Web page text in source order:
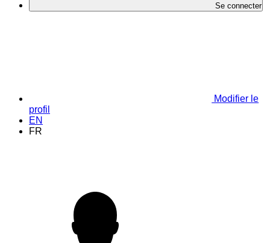
Se connecter
Modifier le
profil
EN
FR